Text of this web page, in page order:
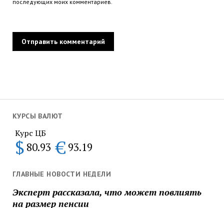
КУРСЫ ВАЛЮТ
Курс ЦБ
$ 80.93 € 93.19
ГЛАВНЫЕ НОВОСТИ НЕДЕЛИ
Эксперт рассказала, что может повлиять
на размер пенсии
последующих моих комментариев.